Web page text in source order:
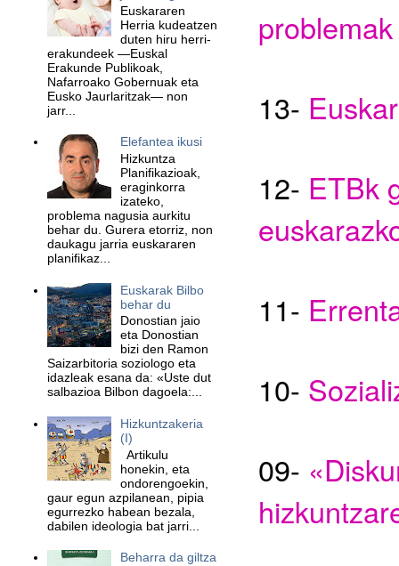
13-
12- ETBk
11-
10-
09-
Euskararen
Herria kudeatzen
duten hiru herri-
erakundeek —Euskal
Erakunde Publikoak,
Nafarroako Gobernuak eta
Eusko Jaurlaritzak— non
jarr...
Elefantea ikusi
Hizkuntza
Planifikazioak,
eraginkorra
izateko,
problema nagusia aurkitu
behar du. Gurera etorriz, non
daukagu jarria euskararen
planifikaz...
Euskarak Bilbo
behar du
Donostian jaio
eta Donostian
bizi den Ramon
Saizarbitoria soziologo eta
idazleak esana da: «Uste dut
salbazioa Bilbon dagoela:...
Hizkuntzakeria
(I)
Artikulu
honekin, eta
ondorengoekin,
gaur egun azpilanean, pipia
egurrezko habean bezala,
dabilen ideologia bat jarri...
Beharra da giltza